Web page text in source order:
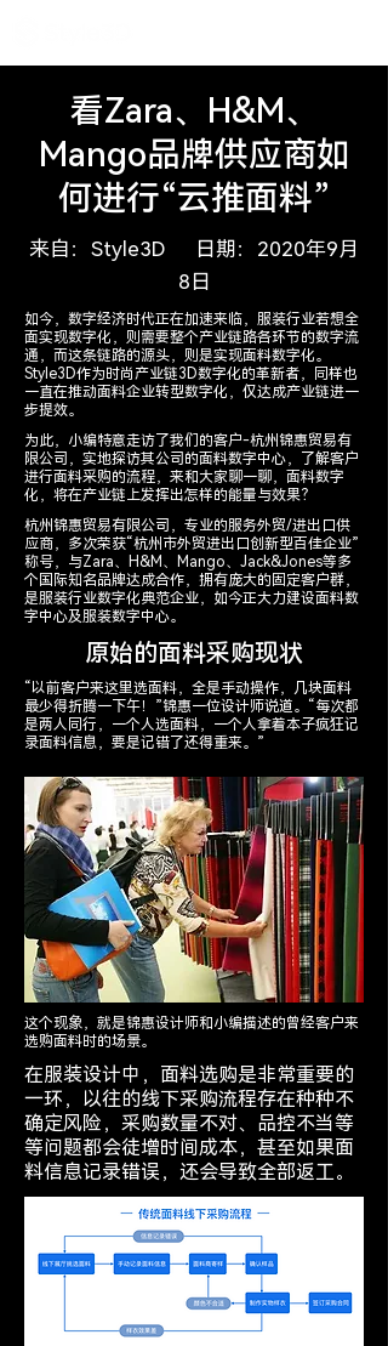
看Zara、H&M、
Mango品牌供应商如
何进行“云推面料”
来自：Style3D 日期：2020年9月
8日
如今，数字经济时代正在加速来临，服装行业若想全
面实现数字化，则需要整个产业链路各环节的数字流
通，而这条链路的源头，则是实现面料数字化。
Style3D作为时尚产业链3D数字化的革新者，同样也
一直在推动面料企业转型数字化，仅达成产业链进一
步提效。
为此，小编特意走访了我们的客户-杭州锦惠贸易有
限公司，实地探访其公司的面料数字中心，了解客户
进行面料采购的流程，来和大家聊一聊，面料数字
化，将在产业链上发挥出怎样的能量与效果？
杭州锦惠贸易有限公司，专业的服务外贸/进出口供
应商，多次荣获“杭州市外贸进出口创新型百佳企业”
称号，与Zara、H&M、Mango、Jack&Jones等多
个国际知名品牌达成合作，拥有庞大的固定客户群，
是服装行业数字化典范企业，如今正大力建设面料数
字中心及服装数字中心。
原始的面料采购现状
“以前客户来这里选面料，全是手动操作，几块面料
最少得折腾一下午！”锦惠一位设计师说道。“每次都
是两人同行，一个人选面料，一个人拿着本子疯狂记
录面料信息，要是记错了还得重来。”
这个现象，就是锦惠设计师和小编描述的曾经客户来
选购面料时的场景。
在服装设计中，面料选购是非常重要的
一环，以往的线下采购流程存在种种不
确定风险，采购数量不对、品控不当等
等问题都会徒增时间成本，甚至如果面
料信息记录错误，还会导致全部返工。